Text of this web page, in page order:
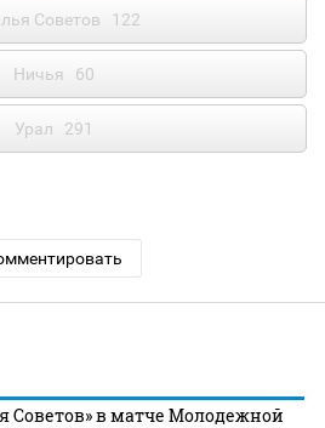
Советов 122
Ничья 60
Урал 291
Советов» в матче Молодежной